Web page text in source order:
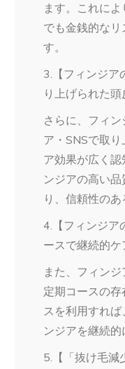
ます。これに
でも金銭的なリ
す。
3.【フィンジア
り上げられた頭
さらに、フィ
ア・SNSで取
ア効果が広く
ンジアの高い
り、信頼性のあ
4.【フィンジア
ースで継続的ケ
また、フィン
定期コースの
スを利用すれ
ンジアを継続的
5.【「抜け毛減